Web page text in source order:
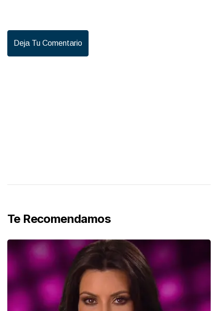
Deja Tu Comentario
Te Recomendamos